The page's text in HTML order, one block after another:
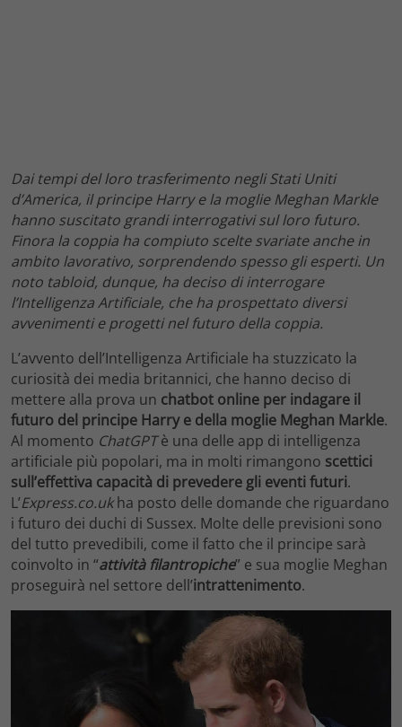
Dai tempi del loro trasferimento negli Stati Uniti
d’America, il principe Harry e la moglie Meghan Markle
hanno suscitato grandi interrogativi sul loro futuro.
Finora la coppia ha compiuto scelte svariate anche in
ambito lavorativo, sorprendendo spesso gli esperti. Un
noto tabloid, dunque, ha deciso di interrogare
l’Intelligenza Artificiale, che ha prospettato diversi
avvenimenti e progetti nel futuro della coppia.
L’avvento dell’Intelligenza Artificiale ha stuzzicato la
curiosità dei media britannici, che hanno deciso di
mettere alla prova un chatbot online per indagare il
futuro del principe Harry e della moglie Meghan Markle.
Al momento ChatGPTè una delle app di intelligenza
artificiale più popolari, ma in molti rimangono scettici
sull’effettiva capacità di prevedere gli eventi futuri.
L’Express.co.ukha posto delle domande che riguardano
i futuro dei duchi di Sussex. Molte delle previsioni sono
del tutto prevedibili, come il fatto che il principe sarà
coinvolto in “attività filantropiche” e sua moglie Meghan
proseguirà nel settore dell’intrattenimento.